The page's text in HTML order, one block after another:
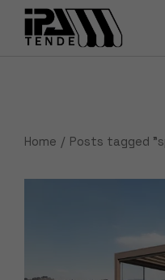
content
Home Posts tagged